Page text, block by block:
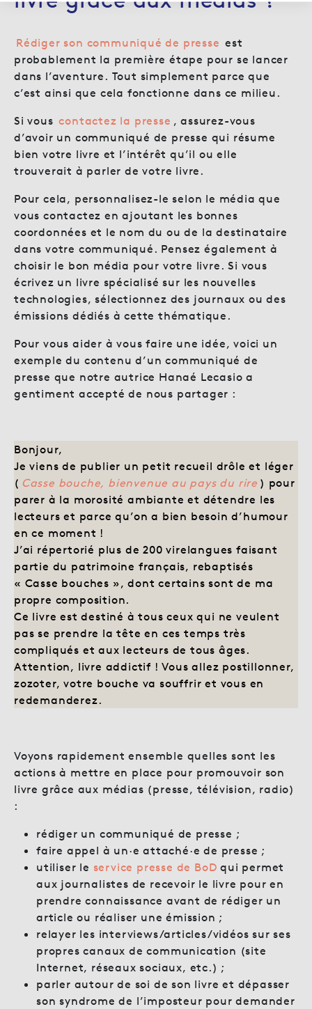
Rédiger son communiqué de presse est
probablement la première étape pour se lancer
dans l’aventure. Tout simplement parce que
c’est ainsi que cela fonctionne dans ce milieu.
Si vous contactez la presse , assurez-vous
d’avoir un communiqué de presse qui résume
bien votre livre et l’intérêt qu’il ou elle
trouverait à parler de votre livre.
Pour cela, personnalisez-le selon le média que
vous contactez en ajoutant les bonnes
coordonnées et le nom du ou de la destinataire
dans votre communiqué. Pensez également à
choisir le bon média pour votre livre. Si vous
écrivez un livre spécialisé sur les nouvelles
technologies, sélectionnez des journaux ou des
émissions dédiés à cette thématique.
Pour vous aider à vous faire une idée, voici un
exemple du contenu d’un communiqué de
presse que notre autrice Hanaé Lecasio a
gentiment accepté de nous partager :
Bonjour,
Je viens de publier un petit recueil drôle et léger
( Casse bouche, bienvenue au pays du rire ) pour
parer à la morosité ambiante et détendre les
lecteurs et parce qu’on a bien besoin d’humour
en ce moment !
J’ai répertorié plus de 200 virelangues faisant
partie du patrimoine français, rebaptisés
« Casse bouches », dont certains sont de ma
propre composition.
Ce livre est destiné à tous ceux qui ne veulent
pas se prendre la tête en ces temps très
compliqués et aux lecteurs de tous âges.
Attention, livre addictif ! Vous allez postillonner,
zozoter, votre bouche va souffrir et vous en
redemanderez.
Voyons rapidement ensemble quelles sont les
actions à mettre en place pour promouvoir son
livre grâce aux médias (presse, télévision, radio)
:
rédiger un communiqué de presse ;
faire appel à un·e attaché·e de presse ;
utiliser le service presse de BoD qui permet
aux journalistes de recevoir le livre pour en
prendre connaissance avant de rédiger un
article ou réaliser une émission ;
relayer les interviews/articles/vidéos sur ses
propres canaux de communication (site
Internet, réseaux sociaux, etc.) ;
parler autour de soi de son livre et dépasser
son syndrome de l’imposteur pour demander